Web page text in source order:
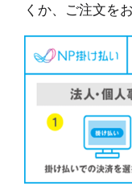
くか、ご注文を